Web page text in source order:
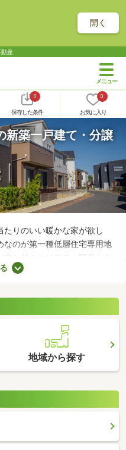
開く
動産
0
保存した条件
0
お気に入り
新築一戸建て・分譲
たりのいい暖かな家が欲し
なのが第一種低層住宅専用地
ち並ぶエリアで、騒音トラ
物によって日光が遮断され
します。
地域から探す